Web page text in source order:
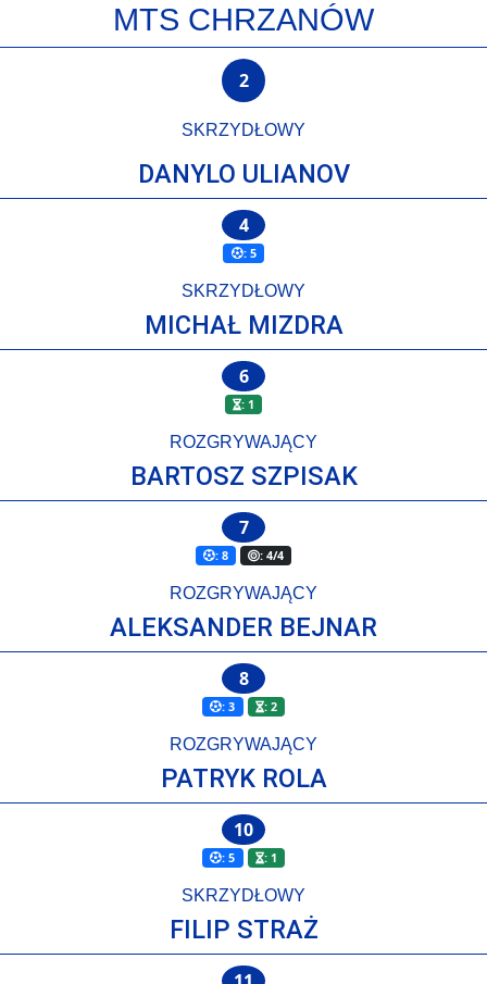
MTS CHRZANÓW
2
SKRZYDŁOWY
DANYLO ULIANOV
4
: 5
SKRZYDŁOWY
MICHAŁ MIZDRA
6
: 1
ROZGRYWAJĄCY
BARTOSZ SZPISAK
7
: 8 : 4/4
ROZGRYWAJĄCY
ALEKSANDER BEJNAR
8
: 3 : 2
ROZGRYWAJĄCY
PATRYK ROLA
10
: 5 : 1
SKRZYDŁOWY
FILIP STRAŻ